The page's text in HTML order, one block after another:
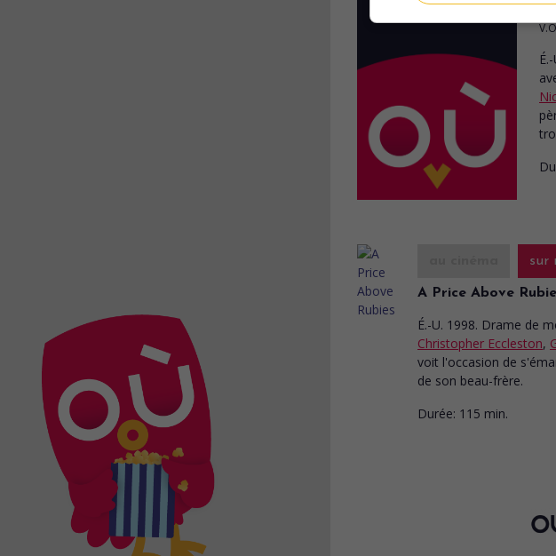
sur
A Price Above
É.-U. 1998. Drame de
Christopher Eccleston,
voit l'occasion de
de son beau-frère.
Durée: 115 min.